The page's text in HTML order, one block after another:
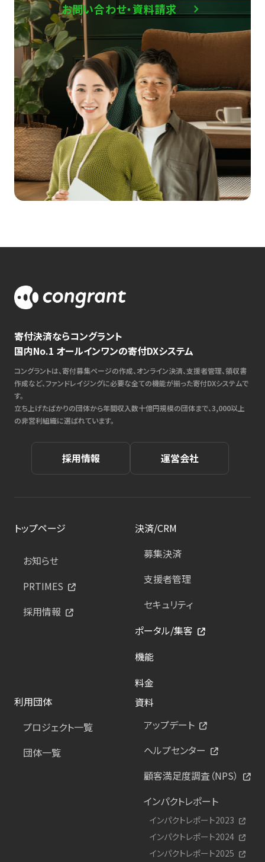
お問い合わせ・資料請求
寄付決済ならコングラント
国内No.1 オールインワンの寄付DXシステム
コングラントは、寄付募集ページの作成、オンライン決済、支援者管理、領収書
作成など、ファンドレイジングに必要な全ての機能が揃った寄付DXシステムで
す。
立ち上げたばかりの団体から年間収入数十億円規模の団体まで、3,000以上
の非営利組織に選ばれています。
採用情報 運営会社
トップページ
お知らせ
PRTIMES
採用情報
決済/CRM
募集決済
支援者管理
セキュリティ
ポータル/集客
機能
料金
利用団体
プロジェクト一覧
団体一覧
資料
アップデート
ヘルプセンター
顧客満足度調査（NPS）
インパクトレポート
インパクトレポート2023
インパクトレポート2024
インパクトレポート2025